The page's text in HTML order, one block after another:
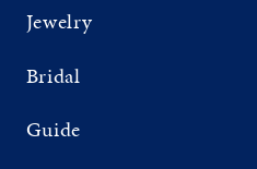
Jewelry
Bridal
Guide